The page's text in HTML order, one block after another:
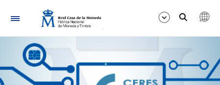
Nabigazioa
Erakutsi/Ezkutatu